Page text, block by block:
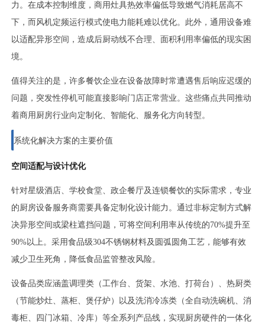
力。在成本控制维度，商用灶具热效率偏低导致燃气消耗居高不
下，而风机定频运行模式使电力能耗难以优化。此外，通用设备难
以适配异形空间，造成后厨动线不合理、面积利用率偏低的现实困
境。
值得关注的是，许多餐饮企业在设备故障时常遭遇售后响应迟缓的
问题，突发性停机可能直接影响门店正常营业。这些痛点共同推动
着商用厨房行业向定制化、智能化、服务化方向转型。
系统化解决方案的主要价值
空间适配与设计优化
针对星级酒店、学校食堂、政企餐厅及连锁餐饮的实际需求，专业
的厨房设备服务商需要具备定制化设计能力。通过非标定制方式解
决异形空间或梁柱遮挡问题，可将空间利用率从传统的70%提升至
90%以上。采用食品级304不锈钢材料及圆弧圆角工艺，能够有效
减少卫生死角，降低食品监管整改风险。
设备品类应涵盖调理类（工作台、货架、水池、打荷台）、热厨类
（节能炒灶、蒸柜、煲仔炉）以及洗消冷冻类（全自动洗碗机、消
毒柜、四门冰箱、冷库）等全系列产品线，实现厨房硬件的一体化